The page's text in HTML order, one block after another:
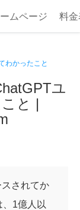
ムページ 料金
わかったこと
ユ
と |
されてか
1億人以